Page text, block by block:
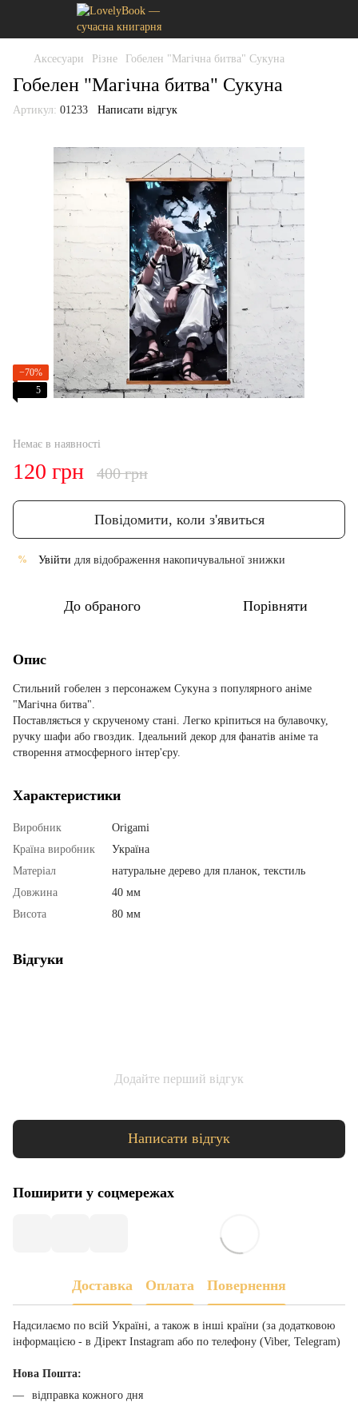
Аксесуари Різне Гобелен "Магічна битва" Сукуна
Гобелен "Магічна битва" Сукуна
Артикул: 01233 Написати відгук
−70%
5
Немає в наявності
120 грн 400 грн
Повідомити, коли з'явиться
% Увійти для відображення накопичувальної знижки
До обраного Порівняти
Опис
Стильний гобелен з персонажем Сукуна з популярного аніме
"Магічна битва".
Поставляється у скрученому стані. Легко кріпиться на булавочку,
ручку шафи або гвоздик. Ідеальний декор для фанатів аніме та
створення атмосферного інтер'єру.
Характеристики
Виробник
Origami
Країна виробник
Україна
Матеріал
натуральне дерево для планок, текстиль
Довжина
40 мм
Висота
80 мм
Відгуки
Додайте перший відгук
Написати відгук
Поширити у соцмережах
Доставка Оплата Повернення
Надсилаємо по всій Україні, а також в інші країни (за додатковою
інформацією - в Дірект Instagram або по телефону (Viber, Telegram)
Нова Пошта:
відправка кожного дня